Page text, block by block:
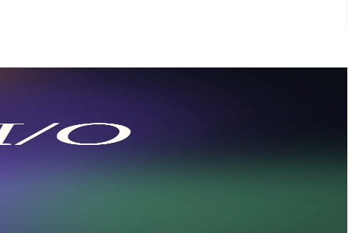
e Antigravity
Pesquisa com IA. Experimente o CometAPI — chave única,